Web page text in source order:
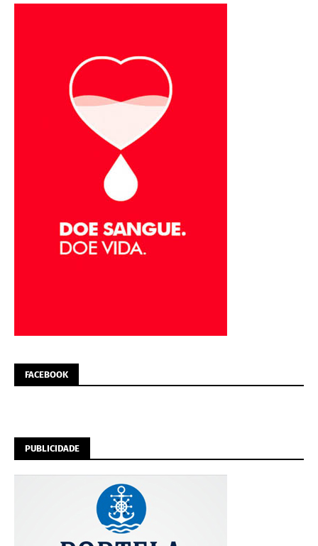
FACEBOOK
PUBLICIDADE